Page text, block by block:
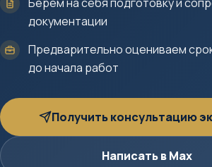
документации
Предварительно оцениваем
до начала работ
Получить консультацию
Написать в Max